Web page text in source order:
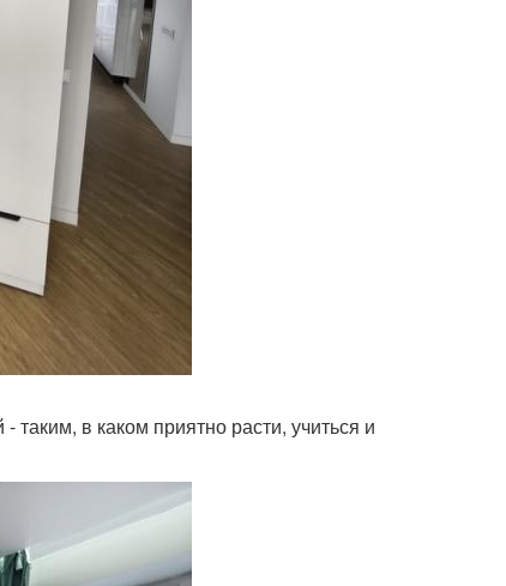
в каком приятно расти, учиться и